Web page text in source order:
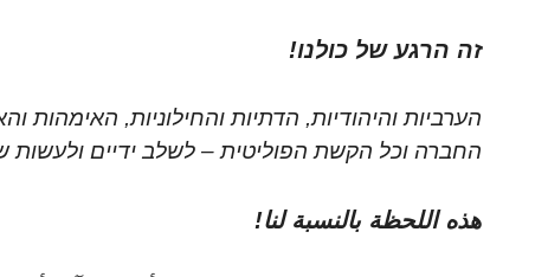
זה הרגע של כולנו!
הערביות והיהודיות, הדתיות והחילוניות, האימהות
החברה וכל הקשת הפוליטית – לשלב ידיים ולעשות
هذه اللحظة بالنسبة لنا!